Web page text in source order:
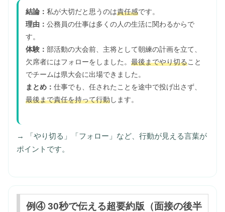
結論： 私が大切だと思うのは責任感です。
理由： 公務員の仕事は多くの人の生活に関わるからで
す。
体験： 部活動の大会前、主将として朝練の計画を立て、
欠席者にはフォローをしました。 最後までやり切ること
でチームは県大会に出場できました。
まとめ： 仕事でも、任されたことを途中で投げ出さず、
最後まで責任を持って行動します。
→ 「やり切る」「フォロー」など、行動が見える言葉が
ポイントです。
例④ 30秒で伝える超要約版（面接の後半